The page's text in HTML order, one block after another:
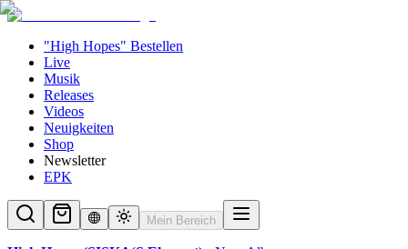
"High Hopes" Bestellen
Live
Musik
Releases
Videos
Neuigkeiten
Shop
Newsletter
EPK
Mein Bereich